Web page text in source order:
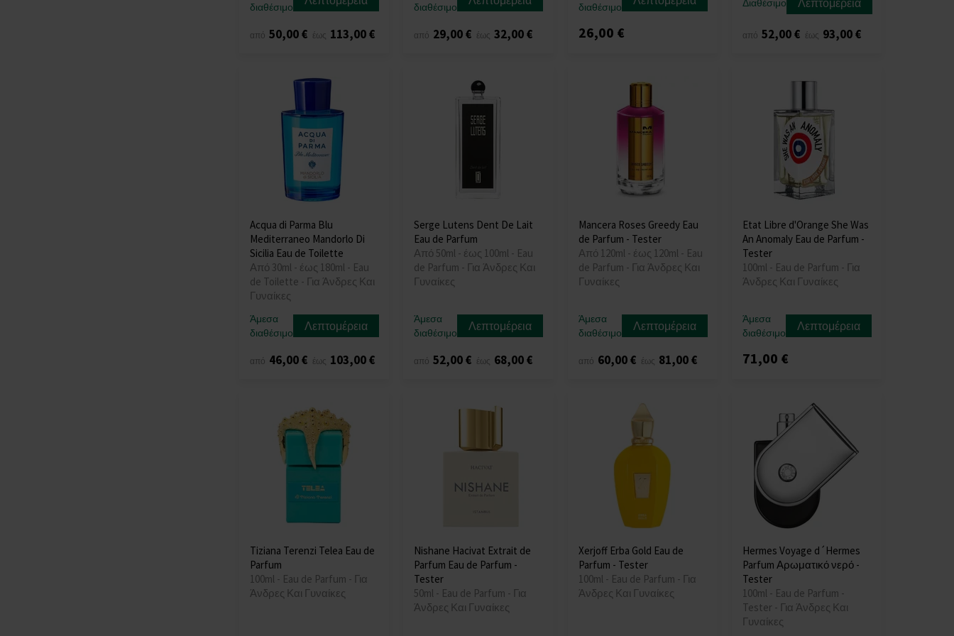
διαθέσιμο
από 50,00 € έως 113,00 €
διαθέσιμο
από 29,00 € έως 32,00 €
διαθέσιμο
26,00 €
Διαθέσιμο Λεπτομέρεια
από 52,00 € έως 93,00 €
Acqua di Parma Blu
Mediterraneo Mandorlo Di
Sicilia Eau de Toilette
Από 30ml - έως 180ml - Eau
de Toilette - Για Άνδρες Και
Γυναίκες
Άμεσα
διαθέσιμο
Λεπτομέρεια
από 46,00 € έως 103,00 €
Serge Lutens Dent De Lait
Eau de Parfum
Από 50ml - έως 100ml - Eau
de Parfum - Για Άνδρες Και
Γυναίκες
Άμεσα
διαθέσιμο
Λεπτομέρεια
από 52,00 € έως 68,00 €
Mancera Roses Greedy Eau
de Parfum - Tester
Από 120ml - έως 120ml - Eau
de Parfum - Για Άνδρες Και
Γυναίκες
Άμεσα
διαθέσιμο
Λεπτομέρεια
από 60,00 € έως 81,00 €
Etat Libre d'Orange She Was
An Anomaly Eau de Parfum -
Tester
100ml - Eau de Parfum - Για
Άνδρες Και Γυναίκες
Άμεσα
διαθέσιμο
Λεπτομέρεια
71,00 €
Tiziana Terenzi Telea Eau de
Parfum
100ml - Eau de Parfum - Για
Άνδρες Και Γυναίκες
Nishane Hacivat Extrait de
Parfum Eau de Parfum -
Tester
50ml - Eau de Parfum - Για
Άνδρες Και Γυναίκες
Xerjoff Erba Gold Eau de
Parfum - Tester
100ml - Eau de Parfum - Για
Άνδρες Και Γυναίκες
Hermes Voyage d´Hermes
Parfum Αρωματικό νερό -
Tester
100ml - Eau de Parfum -
Tester - Για Άνδρες Και
Γυναίκες